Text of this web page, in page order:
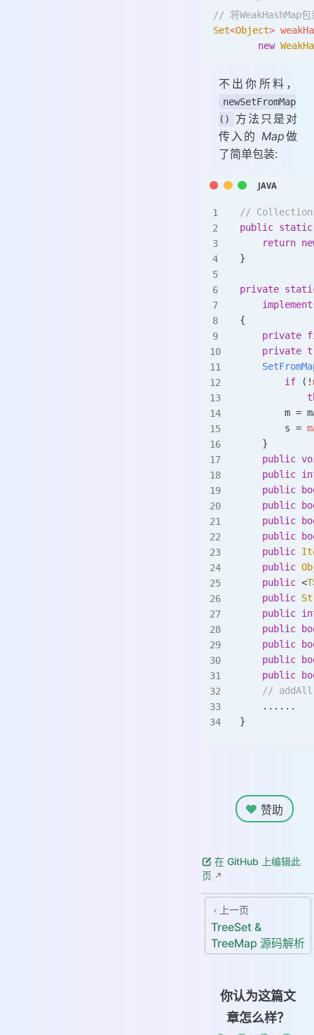
// 将WeakHashMap
Set<Object>
        new
不出你所料，
newSetFromMap
()
方法只是对
传入的 Map做
了简单包装:
//
public static
    return
}
private
{
    private
    private
        if
( !
        m
=
        s
=
    }
    public
    public
    public
    public
    public
    public
    public
    public
    public
<T
    public
    public
    public
    public
    public
    public
//
    ......
}
赞助
在 GitHub 上编辑此
页
上一页
TreeSet &
TreeMap 源码解析
你认为这篇文
章怎么样？